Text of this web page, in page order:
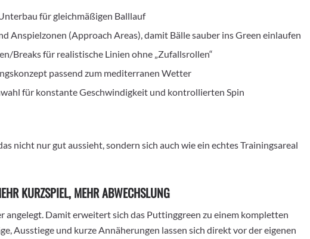
für gleichmäßigen Balllauf
Anspielzonen (Approach Areas), damit Bälle sauber ins Green einlaufen
Breaks für realistische Linien ohne „Zufallsrollen“
passend zum mediterranen Wetter
für konstante Geschwindigkeit und kontrollierten Spin
nicht nur gut aussieht, sondern sich auch wie ein echtes Trainingsareal
KURZSPIEL, MEHR ABWECHSLUNG
angelegt. Damit erweitert sich das Puttinggreen zu einem kompletten
Ausstiege und kurze Annäherungen lassen sich direkt vor der eigenen